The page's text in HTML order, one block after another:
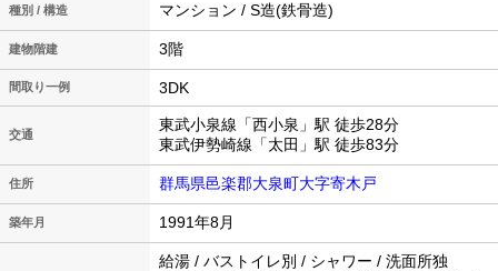
種別 / 構造 マンション / S造(鉄骨造)
建物階建 3階
間取り一例 3DK
交通
東武小泉線「西小泉」駅 徒歩28分
東武伊勢崎線「太田」駅 徒歩83分
住所 群馬県邑楽郡大泉町大字寄木戸
築年月 1991年8月
給湯 / バストイレ別 / シャワー / 洗面所独